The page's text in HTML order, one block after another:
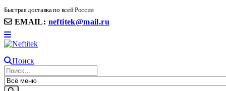
Быстрая доставка по всей России
EMAIL: neftitek@mail.ru
Поиск
8(906) 399 11 22 | 8(905)367-58-58